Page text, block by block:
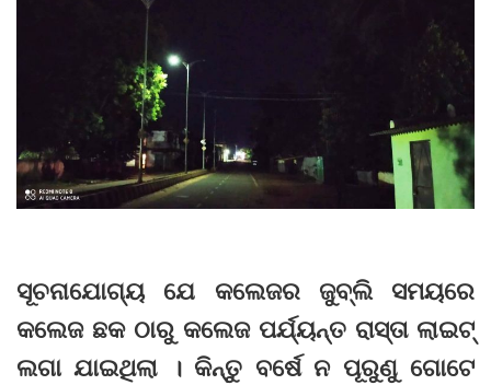
ସୂଚନାଯୋଗ୍ୟ ଯେ କଲେଜର ଜୁବ୍‌ଲି ସମୟରେ
କଲେଜ ଛକ ଠାରୁ କଲେଜ ପର୍ଯ୍ୟନ୍ତ ରାସ୍ତା ଲାଇଟ୍‌
ଲଗା ଯାଇଥିଲା । କିନ୍ତୁ ବର୍ଷେ ନ ପୂରୁଣୁ ଗୋଟେ